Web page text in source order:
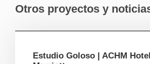
Otros proyectos y
Estudio Goloso | ACHM